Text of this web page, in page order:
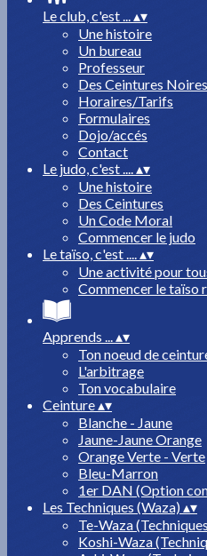
Le club, c'est ...▴▾
Une histoire
Un bureau
Professeur
Des Ceintures Noires
Horaires/Tarifs
Formulaires
Dojo/accés
Contact
Le judo, c'est ....▴▾
Une histoire
Des Ceintures
Un Code Moral
Commencer le judo
Le taïso, c'est ....▴▾
Une activité pour
Commencer le taïso
Apprends ...▴▾
Ton noeud de
L'arbitrage
Ton vocabulaire
Ceinture▴▾
Blanche - Jaune
Jaune-Jaune Orange
Orange Verte - Verte
Bleu-Marron
1er DAN (Option
Les Techniques (Waza) ▴▾
Te-Waza
Koshi-Waza